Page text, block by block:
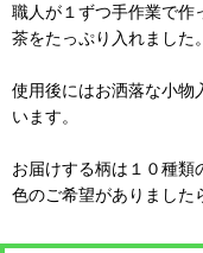
職人が１ずつ手作業で作
茶をたっぷり入れました。
使用後にはお洒落な小物
います。
お届けする柄は１０種類
色のご希望がありました